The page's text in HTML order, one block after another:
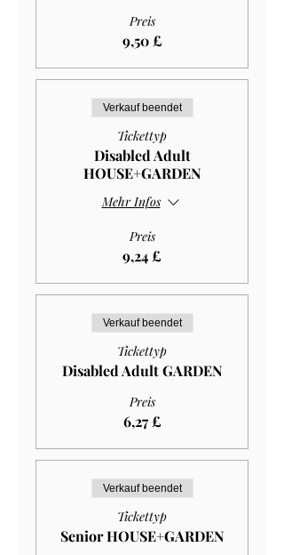
Preis
9,50 £
Verkauf beendet
Tickettyp
Disabled Adult
HOUSE+GARDEN
Mehr Infos
Preis
9,24 £
Verkauf beendet
Tickettyp
Disabled Adult GARDEN
Preis
6,27 £
Verkauf beendet
Tickettyp
Senior HOUSE+GARDEN